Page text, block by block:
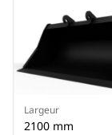
Largeur
2100 mm